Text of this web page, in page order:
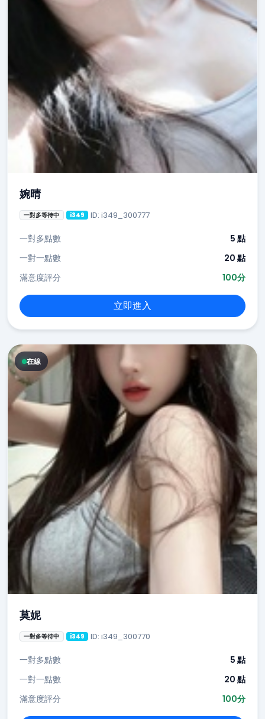
婉晴
一對多等待中 i349 ID: i349_300777
一對多點數
5 點
一對一點數
20 點
滿意度評分
100分
立即進入
在線
莫妮
一對多等待中 i349 ID: i349_300770
一對多點數
5 點
一對一點數
20 點
滿意度評分
100分